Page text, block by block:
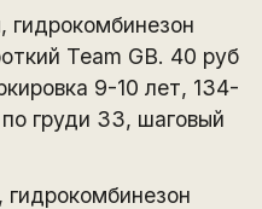
Team GB. 40 руб
9-10 лет, 134-
груди 33, шаговый